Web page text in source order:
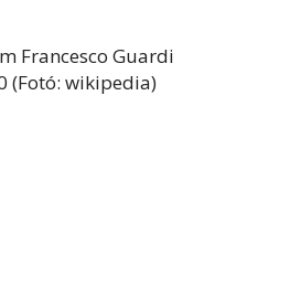
Francesco Guardi
(Fotó: wikipedia)